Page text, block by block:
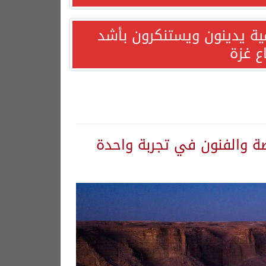
يدينون ويستنكرون بأشد
غزة
والفنون في تجربة واحدة